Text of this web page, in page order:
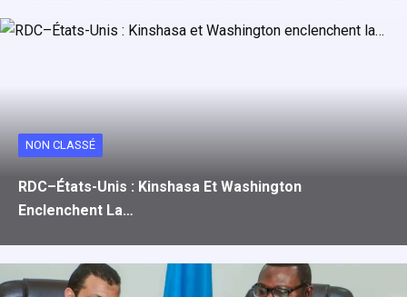
NON CLASSÉ
RDC–États-Unis : Kinshasa Et Washington
Enclenchent La…